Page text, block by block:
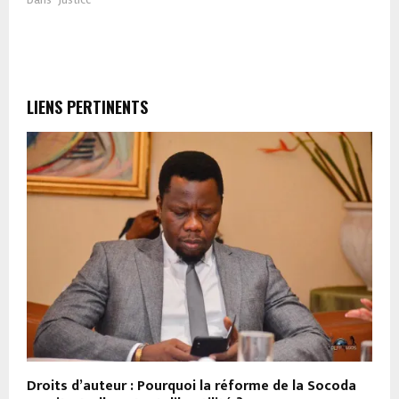
LIENS PERTINENTS
Droits d’auteur : Pourquoi la réforme de la Socoda